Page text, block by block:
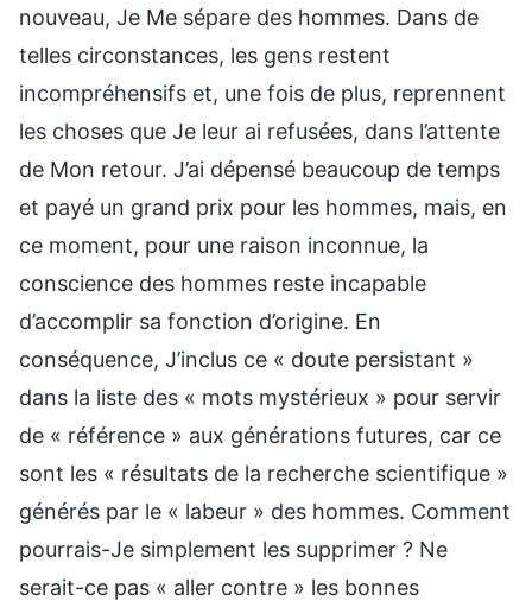
nouveau, Je Me sépare des hommes. Dans de
telles circonstances, les gens restent
incompréhensifs et, une fois de plus, reprennent
les choses que Je leur ai refusées, dans l’attente
de Mon retour. J’ai dépensé beaucoup de temps
et payé un grand prix pour les hommes, mais, en
ce moment, pour une raison inconnue, la
conscience des hommes reste incapable
d’accomplir sa fonction d’origine. En
conséquence, J’inclus ce « doute persistant »
dans la liste des « mots mystérieux » pour servir
de « référence » aux générations futures, car ce
sont les « résultats de la recherche scientifique »
générés par le « labeur » des hommes. Comment
pourrais-Je simplement les supprimer ? Ne
serait-ce pas « aller contre » les bonnes